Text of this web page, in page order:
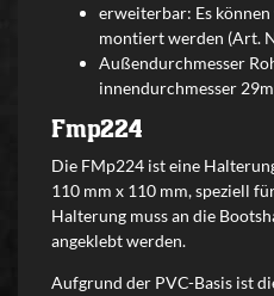
erweiterbar: Es
montiert werden (Art.
Außendurchmesser
innendurchmesser
Fmp224
Die FMp224 ist eine
110 mm x 110 mm, speziell
Halterung muss an die
angeklebt werden.
Aufgrund der PVC-Basis ist